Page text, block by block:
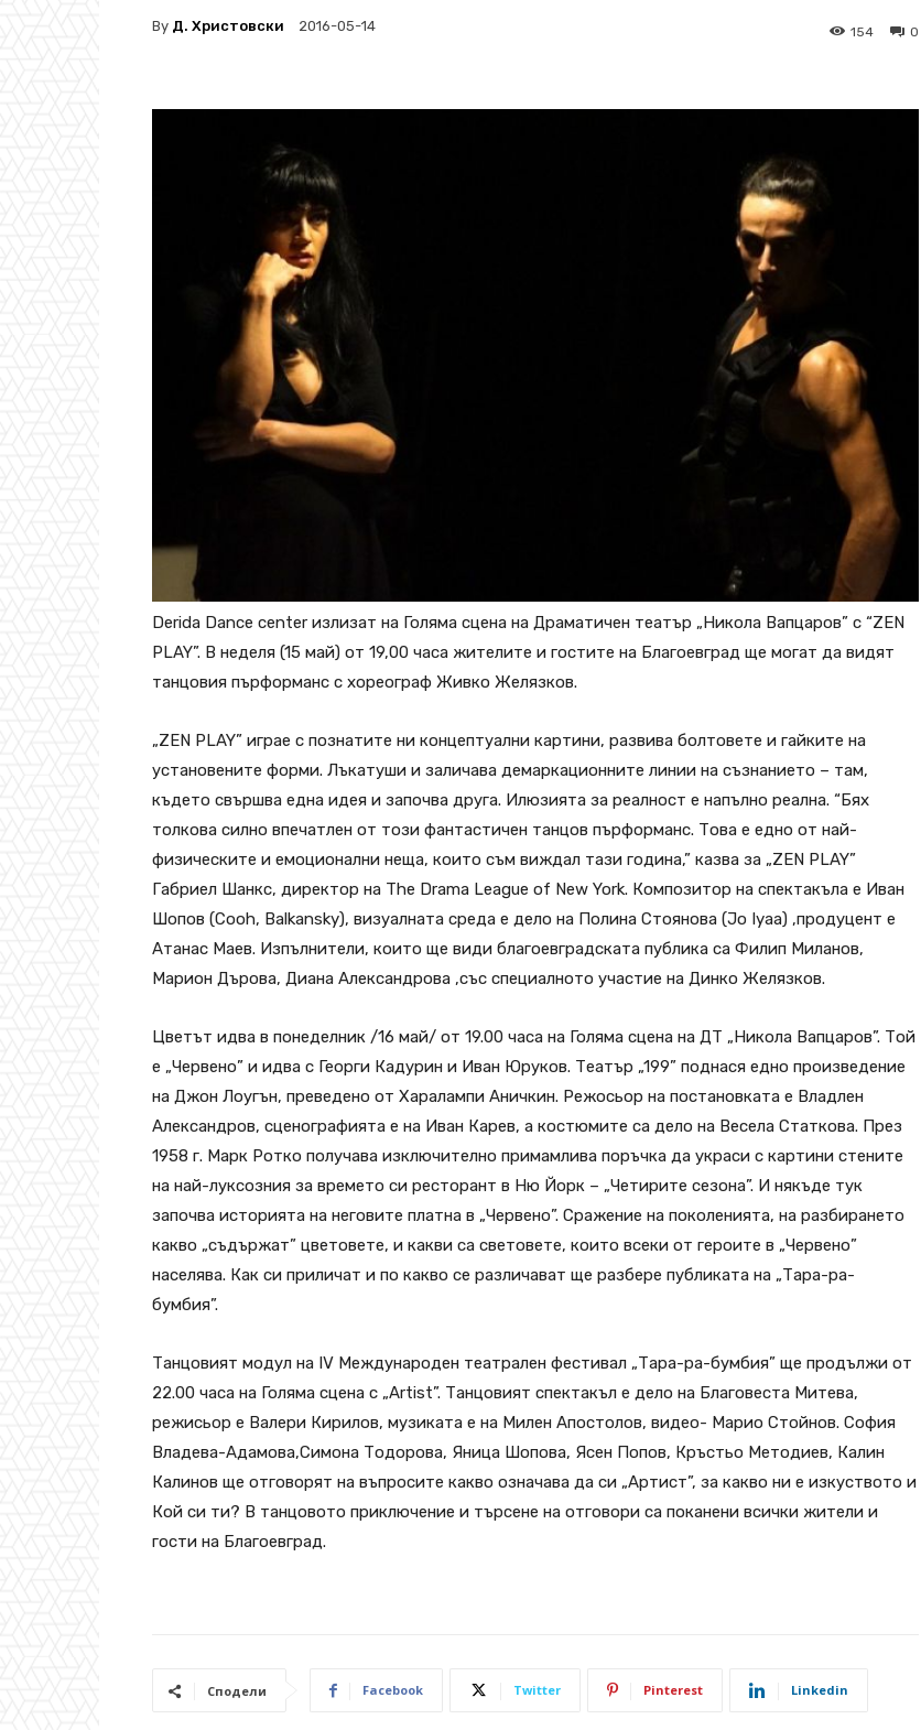
By Д. Христовски 2016-05-14 0
154
Derida Dance center излизат на Голяма сцена на Драматичен театър „Никола Вапцаров” с “ZEN
PLAY”. В неделя (15 май) от 19,00 часа жителите и гостите на Благоевград ще могат да видят
танцовия пърформанс с хореограф Живко Желязков.
„ZEN PLAY” играе с познатите ни концептуални картини, развива болтовете и гайките на
установените форми. Лъкатуши и заличава демаркационните линии на съзнанието – там,
където свършва една идея и започва друга. Илюзията за реалност е напълно реална. “Бях
толкова силно впечатлен от този фантастичен танцов пърформанс. Това е едно от най-
физическите и емоционални неща, които съм виждал тази година,” казва за „ZEN PLAY”
Габриел Шанкс, директор на The Drama League of New York. Композитор на спектакъла е Иван
Шопов (Cooh, Balkansky), визуалната среда е дело на Полина Стоянова (Jo Iyaa) ,продуцент е
Атанас Маев. Изпълнители, които ще види благоевградската публика са Филип Миланов,
Марион Дърова, Диана Александрова ,със специалното участие на Динко Желязков.
Цветът идва в понеделник /16 май/ от 19.00 часа на Голяма сцена на ДТ „Никола Вапцаров”. Той
е „Червено” и идва с Георги Кадурин и Иван Юруков. Театър „199” поднася едно произведение
на Джон Лоугън, преведено от Харалампи Аничкин. Режосьор на постановката е Владлен
Александров, сценографията е на Иван Карев, а костюмите са дело на Весела Статкова. През
1958 г. Марк Ротко получава изключително примамлива поръчка да украси с картини стените
на най-луксозния за времето си ресторант в Ню Йорк – „Четирите сезона”. И някъде тук
започва историята на неговите платна в „Червено”. Сражение на поколенията, на разбирането
какво „съдържат” цветовете, и какви са световете, които всеки от героите в „Червено”
населява. Как си приличат и по какво се различават ще разбере публиката на „Тара-ра-
бумбия”.
Танцовият модул на IV Международен театрален фестивал „Тара-ра-бумбия” ще продължи от
22.00 часа на Голяма сцена с „Artist”. Танцовият спектакъл е дело на Благовеста Митева,
режисьор е Валери Кирилов, музиката е на Милен Апостолов, видео- Марио Стойнов. София
Владева-Адамова,Симона Тодорова, Яница Шопова, Ясен Попов, Кръстьо Методиев, Калин
Калинов ще отговорят на въпросите какво означава да си „Артист”, за какво ни е изкуството и
Кой си ти? В танцовото приключение и търсене на отговори са поканени всички жители и
гости на Благоевград.
Сподели Facebook Twitter Pinterest Linkedin